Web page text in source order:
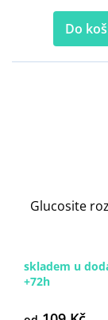
Do
Glucosite
skladem u
+72h